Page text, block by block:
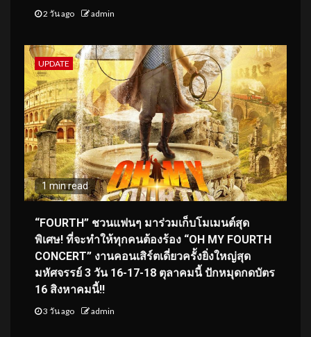
2 วัน ago admin
UPDATE
1 min read
“FOURTH” ชวนแฟนๆ มาร่วมเก็บโมเมนต์สุด
พิเศษ! ที่จะทำให้ทุกคนต้องร้อง “OH MY FOURTH
CONCERT” งานคอนเสิร์ตเดี่ยวครั้งยิ่งใหญ่สุด
มหัศจรรย์ 3 วัน 16-17-18 ตุลาคมนี้ ปักหมุดกดบัตร
16 สิงหาคมนี้!!
3 วัน ago admin